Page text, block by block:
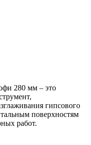
280 мм – это
гипсового
поверхностям
работ.